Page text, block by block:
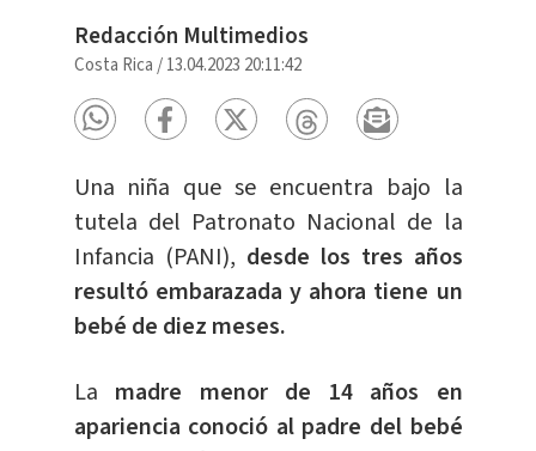
Redacción Multimedios
Costa Rica /13.04.2023 20:11:42
Una niña que se encuentra bajo la
tutela del Patronato Nacional de la
Infancia (PANI), desde los tres años
resultó embarazada y ahora tiene un
bebé de diez meses.
La madre menor de 14 años en
apariencia conoció al padre del bebé